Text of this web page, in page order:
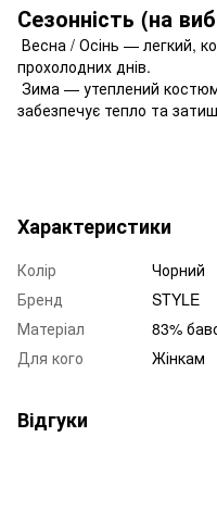
Сезонність (на
Весна / Осінь — легкий,
прохолодних днів.
Зима — утеплений
забезпечує тепло та
Характеристики
Колір
Чорний
Бренд
STYLE
Матеріал
83%
Для кого
Жінкам
Відгуки